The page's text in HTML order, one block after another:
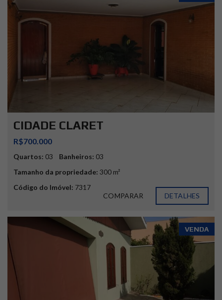
CIDADE CLARET
R$700.000
Quartos: 03 Banheiros: 03
Tamanho da propriedade: 300 m²
Código do Imóvel: 7317
COMPARAR
DETALHES
VENDA